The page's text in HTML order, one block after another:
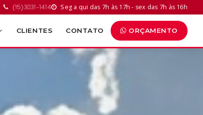
(15)3031-1414 Seg a qui das 7h às 17h - sex das 7h às 16h
CLIENTES CONTATO ORÇAMENTO